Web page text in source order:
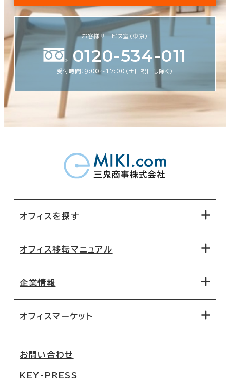
お客様サービス室（東京）
0120-534-011
受付時間：9:00〜17:00（土日祝日は除く）
オフィスを探す
地図から探す
路線・駅から探す
オフィス移転マニュアル
移転コストシミュレーション
移転スケジュール
オフィス移転Q&A
企業情報
オフィスマーケット
大阪
お問い合わせ
KEY-PRESS